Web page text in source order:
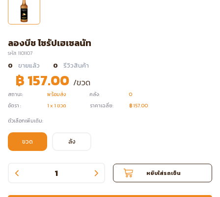
ลองบีช ไซรัปเฮเซลนัท
รหัส: 1101107
0 ขายแล้ว 0 รีวิวสินค้า
฿ 157.00 /ขวด
สถานะ: พร้อมส่ง คลัง:
0
อัตรา :
1 x 1 ขวด ราคาเฉลี่ย: ฿ 157.00
ตัวเลือกเพิ่มเติม:
ขวด ลัง
หยิบใส่รถเข็น